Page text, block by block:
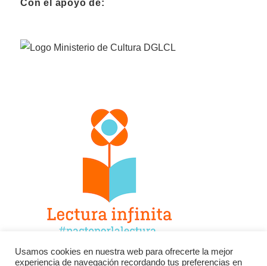
Con el apoyo de:
Usamos cookies en nuestra web para ofrecerte la mejor
experiencia de navegación recordando tus preferencias en